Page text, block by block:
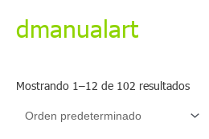
dmanualart
Mostrando 1–12 de 102 resultados